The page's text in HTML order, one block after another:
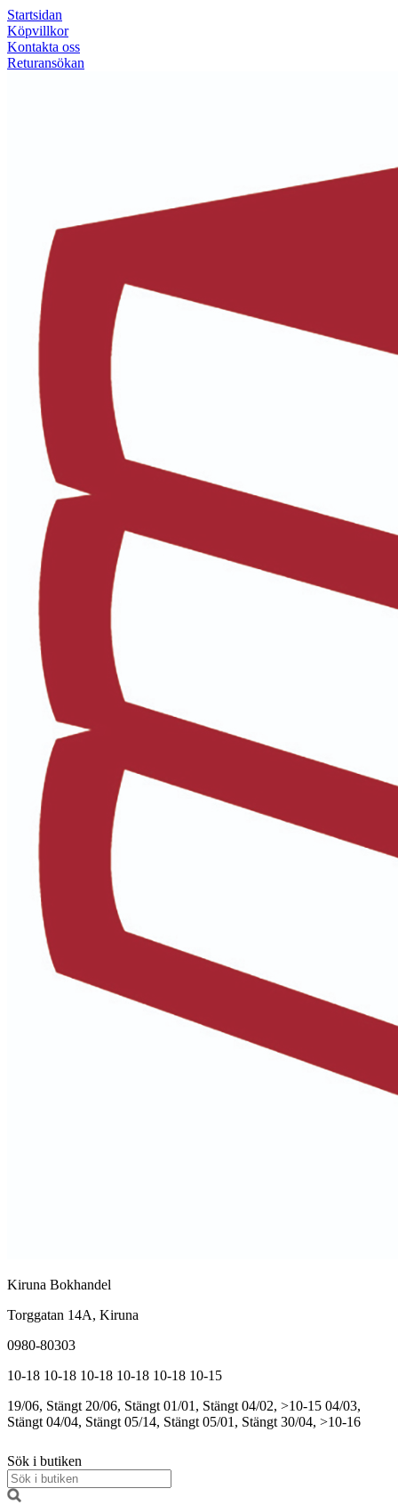
Startsidan
Köpvillkor
Kontakta oss
Returansökan
Kiruna Bokhandel
Torggatan 14A, Kiruna
0980-80303
10-18 10-18 10-18 10-18 10-18 10-15
19/06, Stängt 20/06, Stängt 01/01, Stängt 04/02, >10-15 04/03,
Stängt 04/04, Stängt 05/14, Stängt 05/01, Stängt 30/04, >10-16
Sök i butiken